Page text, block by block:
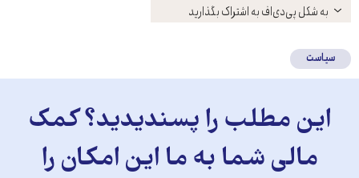
باز
کنید
به شکل پی‌دی‌اف به اشتراک بگذارید
سیاست
این مطلب را پسندیدید؟ کمک
مالی شما به ما این امکان را